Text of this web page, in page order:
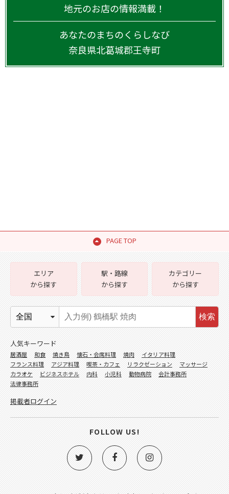
地元のお店の情報満載！
あなたのまちのくらしなび
奈良県北葛城郡王寺町
PAGE TOP
エリア
から探す
駅・路線
から探す
カテゴリー
から探す
検索
人気キーワード
居酒屋 和食 焼き鳥 懐石・会席料理 焼肉
イタリア料理
フランス料理
アジア料理 喫茶・カフェ リラクゼーション
マッサージ
カラオケ
ビジネスホテル 内科 小児科 動物病院
会計事務所
法律事務所
掲載者ログイン
FOLLOW US!